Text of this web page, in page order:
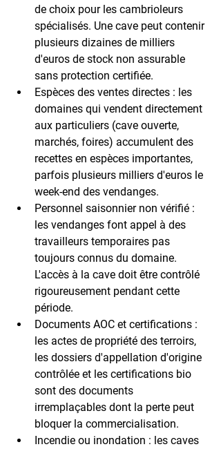
de choix pour les cambrioleurs
spécialisés. Une cave peut contenir
plusieurs dizaines de milliers
d'euros de stock non assurable
sans protection certifiée.
Espèces des ventes directes : les
domaines qui vendent directement
aux particuliers (cave ouverte,
marchés, foires) accumulent des
recettes en espèces importantes,
parfois plusieurs milliers d'euros le
week-end des vendanges.
Personnel saisonnier non vérifié :
les vendanges font appel à des
travailleurs temporaires pas
toujours connus du domaine.
L'accès à la cave doit être contrôlé
rigoureusement pendant cette
période.
Documents AOC et certifications :
les actes de propriété des terroirs,
les dossiers d'appellation d'origine
contrôlée et les certifications bio
sont des documents
irremplaçables dont la perte peut
bloquer la commercialisation.
Incendie ou inondation : les caves